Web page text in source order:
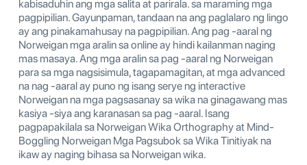
kabisaduhin ang mga salita at parirala. sa maraming mga
pagpipilian. Gayunpaman, tandaan na ang paglalaro ng lingo
ay ang pinakamahusay na pagpipilian. Ang pag -aaral ng
Norweigan mga aralin sa online ay hindi kailanman naging
mas masaya. Ang mga aralin sa pag -aaral ng Norweigan
para sa mga nagsisimula, tagapamagitan, at mga advanced
na nag -aaral ay puno ng isang serye ng interactive
Norweigan na mga pagsasanay sa wika na ginagawang mas
kasiya -siya ang karanasan sa pag -aaral. Isang
pagpapakilala sa Norweigan Wika Orthography at Mind-
Boggling Norweigan Mga Pagsubok sa Wika Tinitiyak na
ikaw ay naging bihasa sa Norweigan wika.